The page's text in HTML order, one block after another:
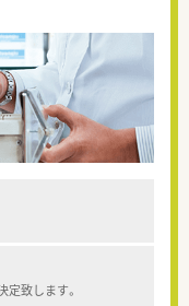
致します。